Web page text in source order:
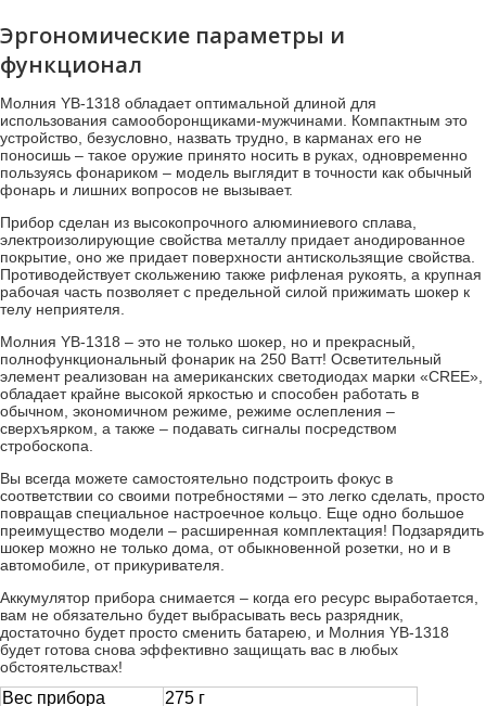
Эргономические параметры и
функционал
Молния YB-1318 обладает оптимальной длиной для
использования самооборонщиками-мужчинами. Компактным это
устройство, безусловно, назвать трудно, в карманах его не
поносишь – такое оружие принято носить в руках, одновременно
пользуясь фонариком – модель выглядит в точности как обычный
фонарь и лишних вопросов не вызывает.
Прибор сделан из высокопрочного алюминиевого сплава,
электроизолирующие свойства металлу придает анодированное
покрытие, оно же придает поверхности антискользящие свойства.
Противодействует скольжению также рифленая рукоять, а крупная
рабочая часть позволяет с предельной силой прижимать шокер к
телу неприятеля.
Молния YB-1318 – это не только шокер, но и прекрасный,
полнофункциональный фонарик на 250 Ватт! Осветительный
элемент реализован на американских светодиодах марки «CREE»,
обладает крайне высокой яркостью и способен работать в
обычном, экономичном режиме, режиме ослепления –
сверхъярком, а также – подавать сигналы посредством
стробоскопа.
Вы всегда можете самостоятельно подстроить фокус в
соответствии со своими потребностями – это легко сделать, просто
повращав специальное настроечное кольцо. Еще одно большое
преимущество модели – расширенная комплектация! Подзарядить
шокер можно не только дома, от обыкновенной розетки, но и в
автомобиле, от прикуривателя.
Аккумулятор прибора снимается – когда его ресурс выработается,
вам не обязательно будет выбрасывать весь разрядник,
достаточно будет просто сменить батарею, и Молния YB-1318
будет готова снова эффективно защищать вас в любых
обстоятельствах!
Вес прибора 275 г